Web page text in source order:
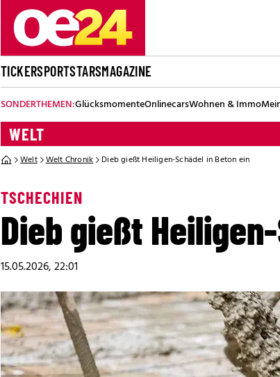
TICKERSPORTSTARSMAGAZINE
SONDERTHEMEN:GlücksmomenteOnlinecarsWohnen & Immo
WELT
Welt Welt Chronik Dieb gießt Heiligen-Schädel in Beton ein
TSCHECHIEN
Dieb gießt
15.05.2026, 22:01